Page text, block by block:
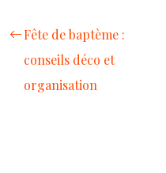
Fête de baptème :
conseils déco et
organisation